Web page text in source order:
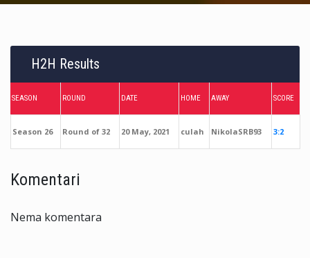
H2H Results
SEASON ROUND DATE HOME AWAY SCORE
Season 26 Round of 32 20 May, 2021 culah NikolaSRB93 3:2
Komentari
Nema komentara